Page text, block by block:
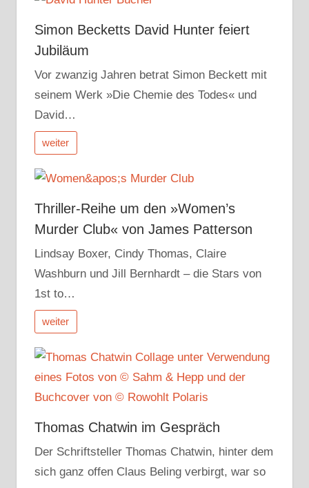
Simon Becketts David Hunter feiert
Jubiläum
Vor zwanzig Jahren betrat Simon Beckett mit
seinem Werk »Die Chemie des Todes« und
David…
weiter
Thriller-Reihe um den »Women’s
Murder Club« von James Patterson
Lindsay Boxer, Cindy Thomas, Claire
Washburn und Jill Bernhardt – die Stars von
1st to…
weiter
Thomas Chatwin im Gespräch
Der Schriftsteller Thomas Chatwin, hinter dem
sich ganz offen Claus Beling verbirgt, war so